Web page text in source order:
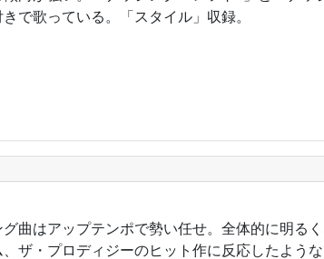
で歌っている。「スタイル」収録。
グ曲はアップテンポで勢い任せ。全体的に明る
ザ・プロディジーのヒット作に反応したよう